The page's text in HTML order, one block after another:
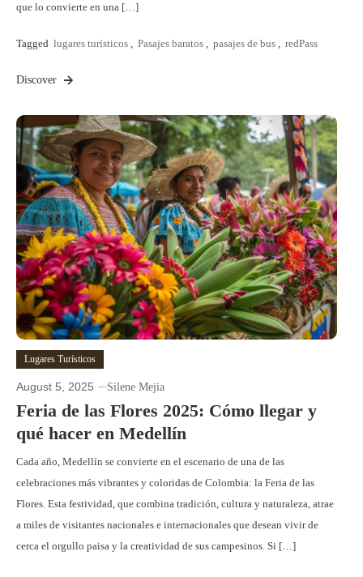
que lo convierte en una […]
Tagged lugares turísticos , Pasajes baratos , pasajes de bus , redPass
Discover
Lugares Turísticos
August 5, 2025 Silene Mejia
Feria de las Flores 2025: Cómo llegar y
qué hacer en Medellín
Cada año, Medellín se convierte en el escenario de una de las
celebraciones más vibrantes y coloridas de Colombia: la Feria de las
Flores. Esta festividad, que combina tradición, cultura y naturaleza, atrae
a miles de visitantes nacionales e internacionales que desean vivir de
cerca el orgullo paisa y la creatividad de sus campesinos. Si […]